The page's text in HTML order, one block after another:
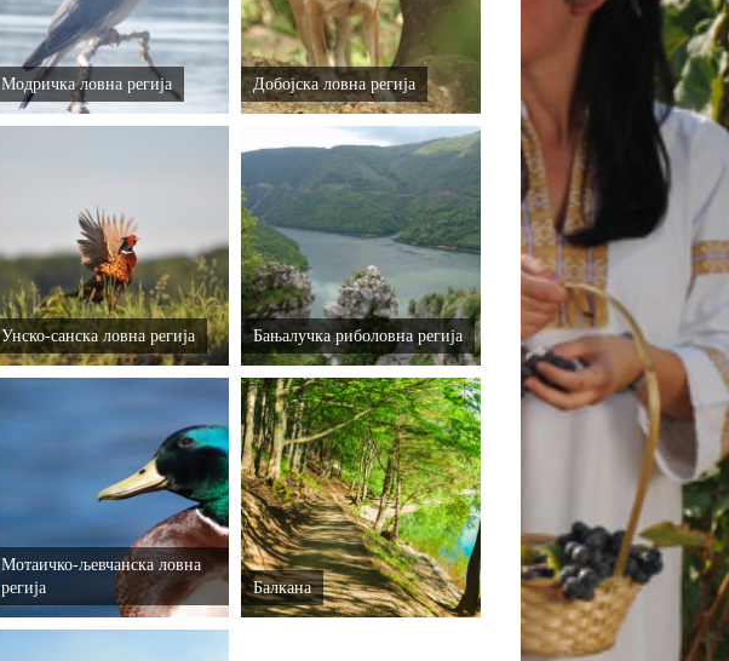
Модричка ловна регија Добојска ловна регија
Унско-санска ловна регија Бањалучка риболовна регија
Мотаичко-љевчанска ловна
регија
Балкана